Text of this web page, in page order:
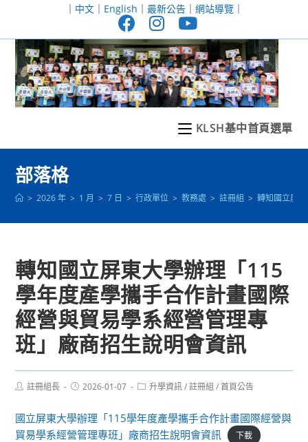
至
｜ 中文｜ English ｜ 最新公告｜ 網站導覽｜
KLSH基中首頁選單
部落格
> 2026 年 > 1 月 > 7 日 > 行政單位 > 教務處 > 註冊組 > 轉知國立屏
轉知國立屏東大學辦理「115
學年度產學攜手合作計畫國際
經營與貿易學系經營管理專
班」廠商招生說明會資訊
Post註冊組長
Post2026-01-07
Post升學資訊 / 註冊組 / 首頁公告
國立屏東大學辦理「115學年度產學攜手合作計畫國際經營與
貿易學系經營管理專班」廠商招生說明會資訊
下載